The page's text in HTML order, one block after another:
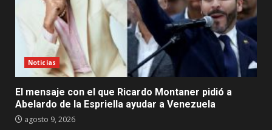
Noticias
El mensaje con el que Ricardo Montaner pidió a
Abelardo de la Espriella ayudar a Venezuela
agosto 9, 2026